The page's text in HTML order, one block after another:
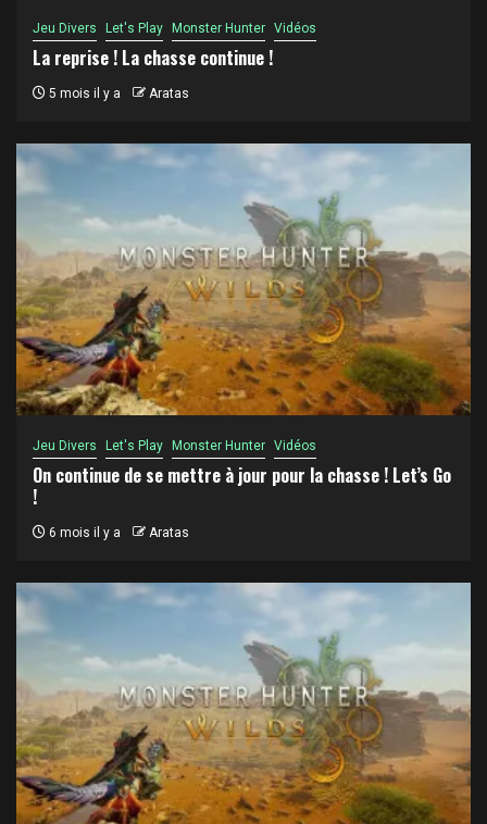
Jeu Divers Let's Play Monster Hunter Vidéos
La reprise ! La chasse continue !
5 mois il y a Aratas
Jeu Divers Let's Play Monster Hunter Vidéos
On continue de se mettre à jour pour la chasse ! Let’s Go
!
6 mois il y a Aratas